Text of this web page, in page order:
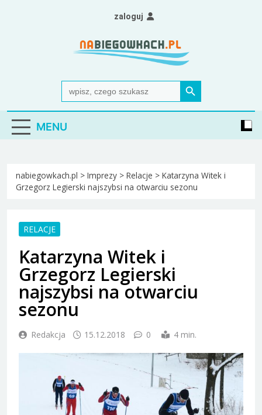
Nabiegowkach.pl
portal miłośników narciarstwa biegowego
Search
for:
Search Button
zaloguj
MENU
nabiegowkach.pl > Imprezy > Relacje > Katarzyna Witek i
Grzegorz Legierski najszybsi na otwarciu sezonu
RELACJE
Katarzyna Witek i
Grzegorz Legierski
najszybsi na otwarciu
sezonu
Redakcja 15.12.2018 0 4 min.